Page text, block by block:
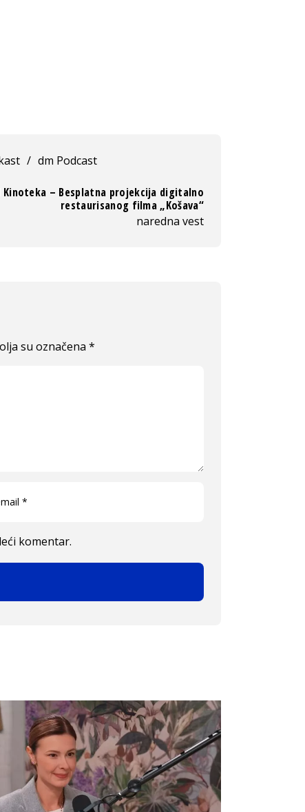
/ dm Podcast
Kinoteka – Besplatna projekcija digitalno
restaurisanog filma „Košava“
naredna vest
su označena *
komentar.